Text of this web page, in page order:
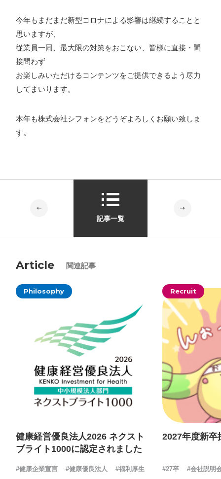
今年もまだまだ新型コロナによる影響は継続することと
思いますが、
従業員一同、最大限の対策をおこない、皆様に直接・間
接問わず
お楽しみいただけるコンテンツをご提供できるよう尽力
してまいります。
本年も株式会社シフォンをどうぞよろしくお願い致しま
す。
記事一覧
Article 関連記事
Philosophy
健康経営優良法人2026 ネクスト
ブライト1000に認定されました
#健康企業宣言 #健康優良法人 #福利厚生
Recruit
2027年度新卒
#27卒 #会社説明